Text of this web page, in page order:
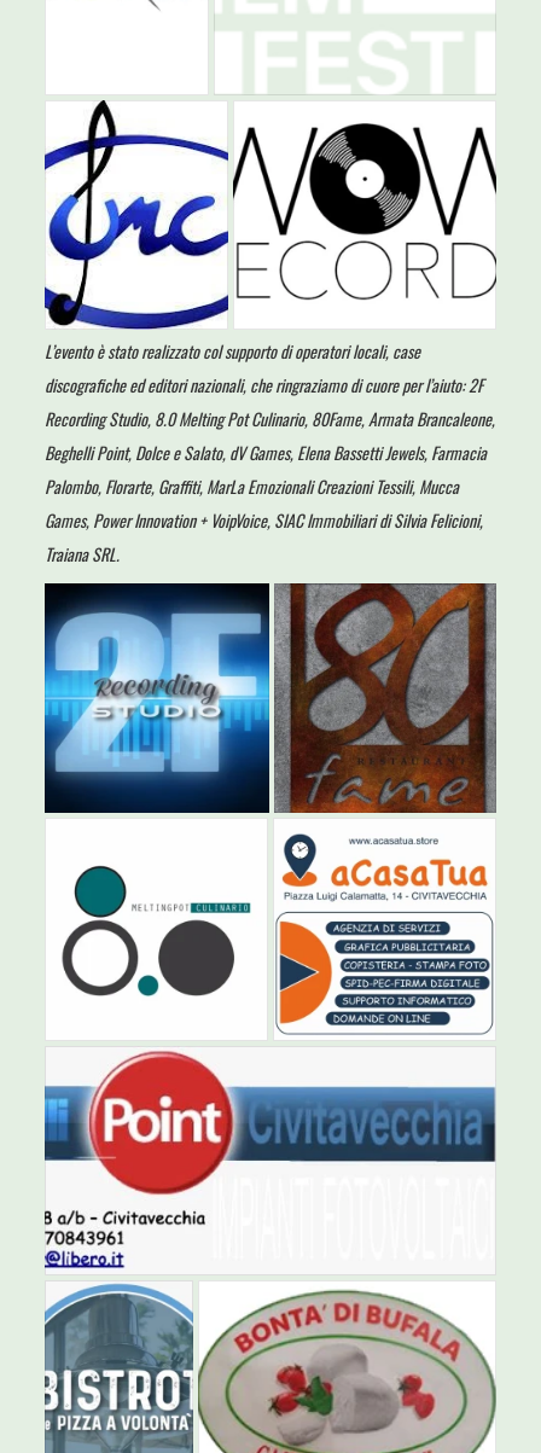
L’evento è stato realizzato col supporto di operatori locali, case
discografiche ed editori nazionali, che ringraziamo di cuore per l’aiuto: 2F
Recording Studio, 8.0 Melting Pot Culinario, 80Fame, Armata Brancaleone,
Beghelli Point, Dolce e Salato, dV Games, Elena Bassetti Jewels, Farmacia
Palombo, Florarte, Graffiti, MarLa Emozionali Creazioni Tessili, Mucca
Games, Power Innovation + VoipVoice, SIAC Immobiliari di Silvia Felicioni,
Traiana SRL.